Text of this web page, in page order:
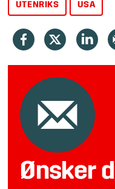
UTENRIKS USA
Ønsker